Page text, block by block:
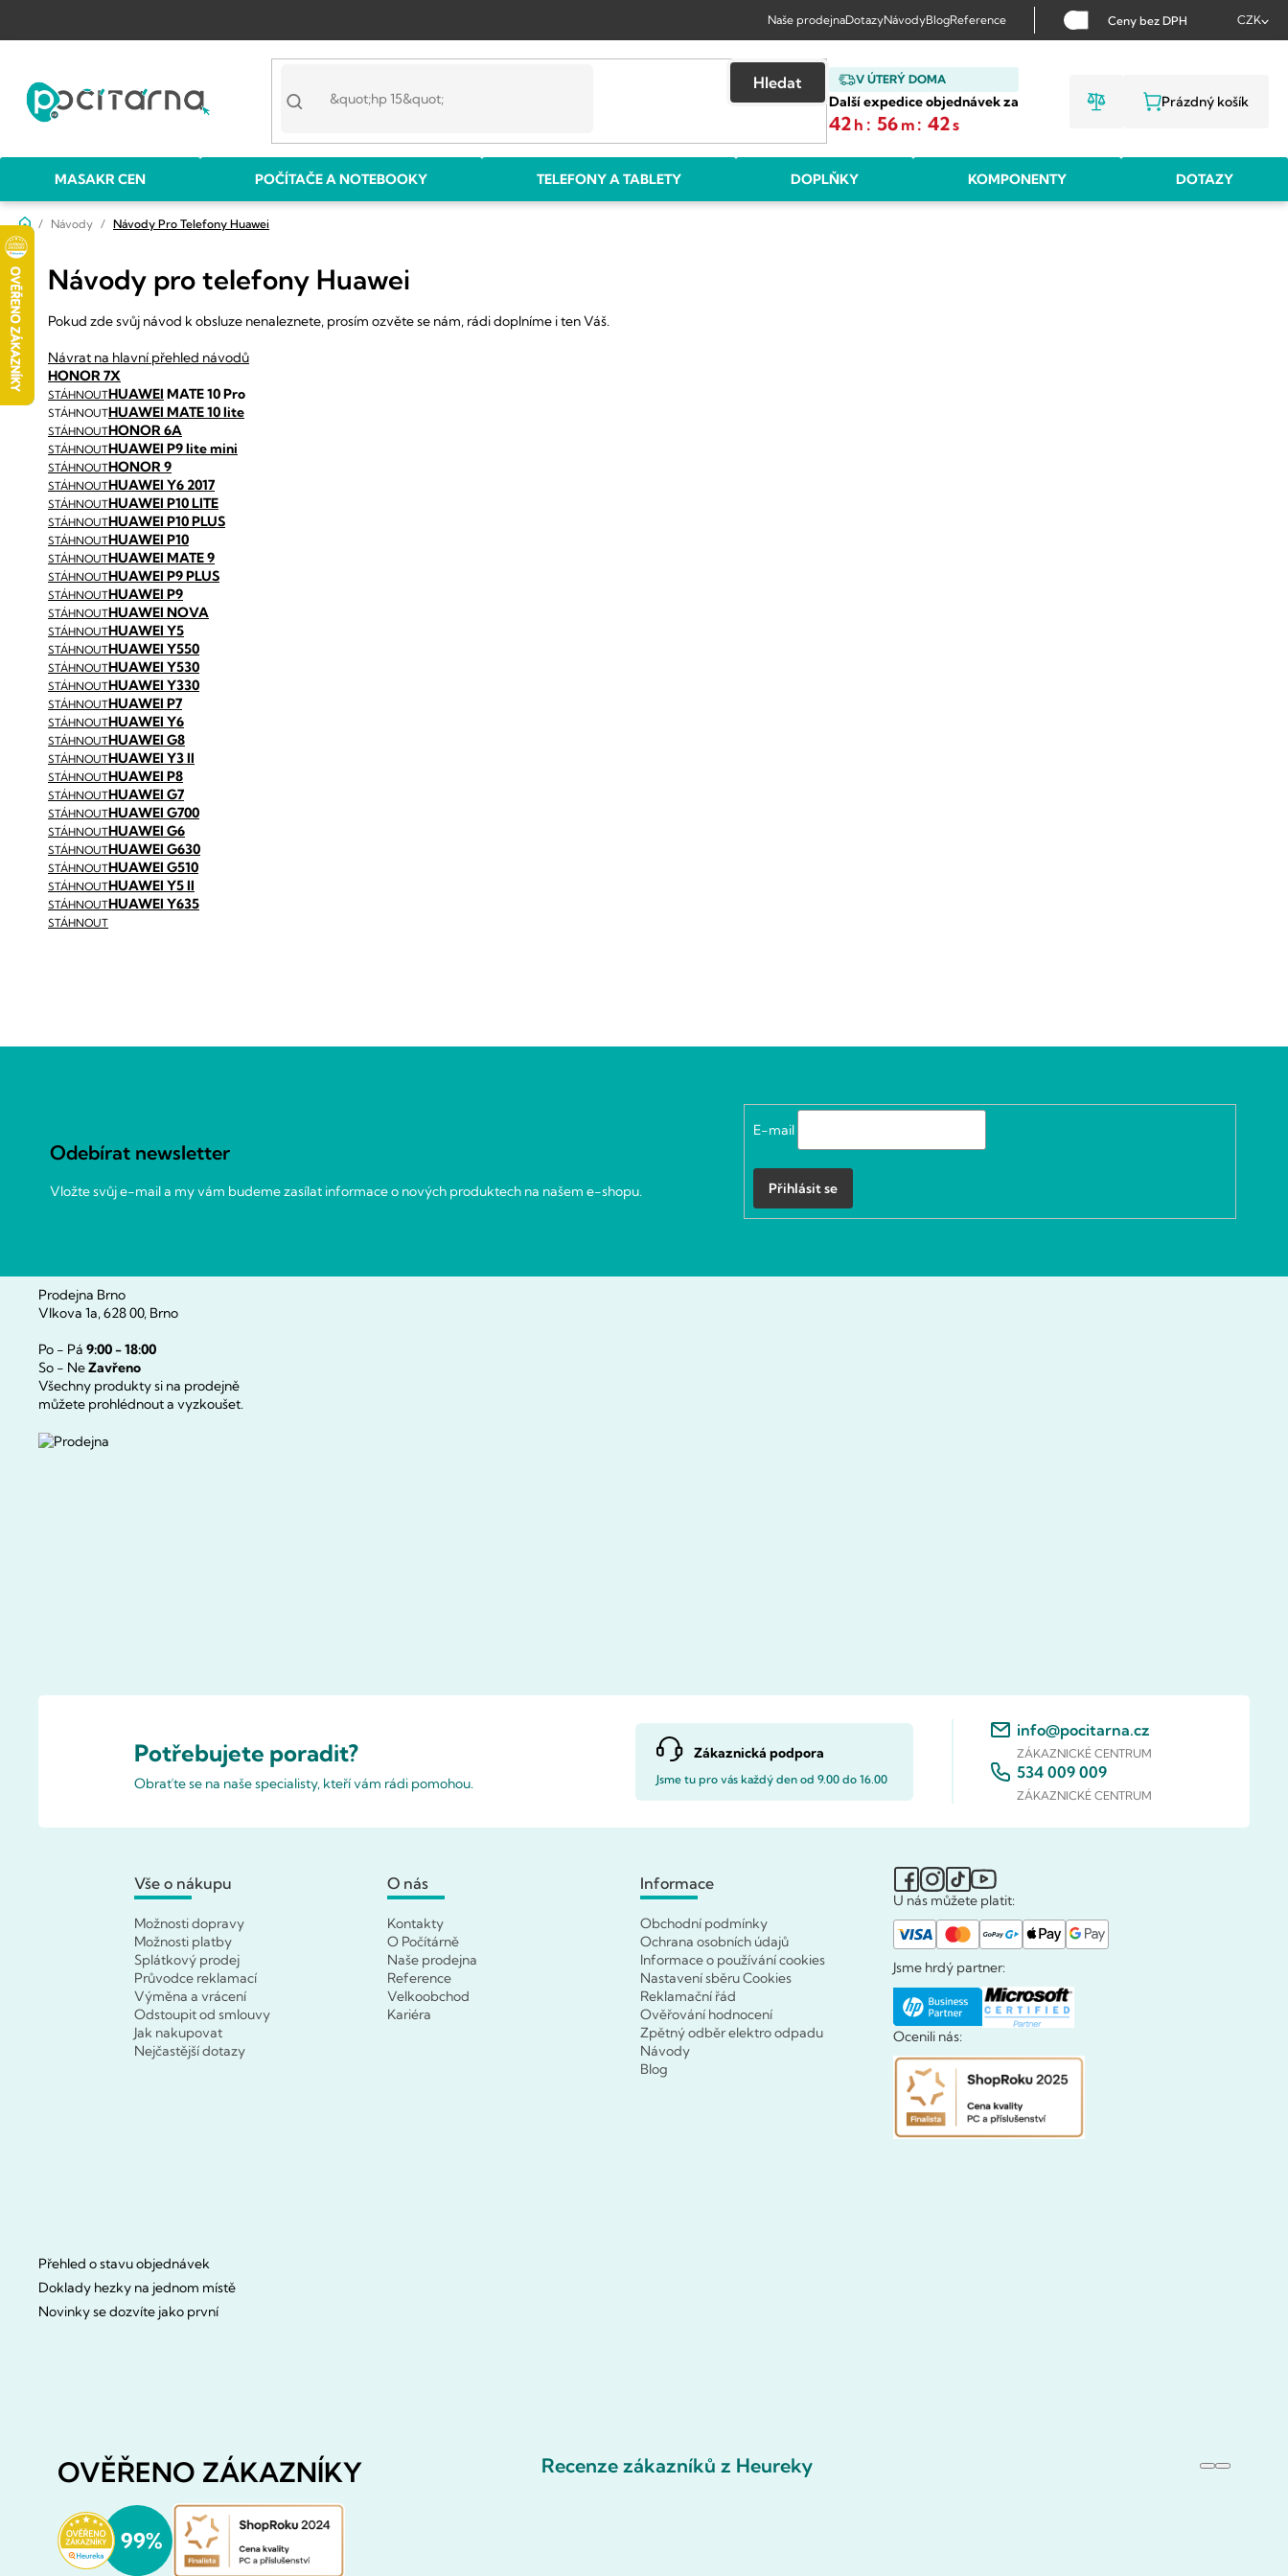
obsah
Naše prodejnaDotazyNávodyBlogReference Ceny bez DPH CZK
V ÚTERÝ DOMA
Další expedice objednávek za
42 h : 56 m : 41 s
Hledat
NÁKUPNÍ
Prázdný košík
MASAKR CEN POČÍTAČE A NOTEBOOKY TELEFONY A TABLETY DOPLŇKY KOMPONENTY DOTAZY
DomůNávody Návody Pro Telefony Huawei
Návody pro telefony Huawei
Pokud zde svůj návod k obsluze nenaleznete, prosím ozvěte se nám, rádi doplníme i ten Váš.
Návrat na hlavní přehled návodů
HONOR 7X
STÁHNOUTHUAWEI MATE 10 Pro
STÁHNOUTHUAWEI MATE 10 lite
STÁHNOUTHONOR 6A
STÁHNOUTHUAWEI P9 lite mini
STÁHNOUTHONOR 9
STÁHNOUTHUAWEI Y6 2017
STÁHNOUTHUAWEI P10 LITE
STÁHNOUTHUAWEI P10 PLUS
STÁHNOUTHUAWEI P10
STÁHNOUTHUAWEI MATE 9
STÁHNOUTHUAWEI P9 PLUS
STÁHNOUTHUAWEI P9
STÁHNOUTHUAWEI NOVA
STÁHNOUTHUAWEI Y5
STÁHNOUTHUAWEI Y550
STÁHNOUTHUAWEI Y530
STÁHNOUTHUAWEI Y330
STÁHNOUTHUAWEI P7
STÁHNOUTHUAWEI Y6
STÁHNOUTHUAWEI G8
STÁHNOUTHUAWEI Y3 II
STÁHNOUTHUAWEI P8
STÁHNOUTHUAWEI G7
STÁHNOUTHUAWEI G700
STÁHNOUTHUAWEI G6
STÁHNOUTHUAWEI G630
STÁHNOUTHUAWEI G510
STÁHNOUTHUAWEI Y5 II
STÁHNOUTHUAWEI Y635
STÁHNOUT
Odebírat newsletter
Vložte svůj e-mail a my vám budeme zasílat informace o nových produktech na našem e-shopu.
E-mail
Přihlásit se
Prodejna Brno
Vlkova 1a, 628 00, Brno
Po - Pá 9:00 - 18:00
So - NeZavřeno
Všechny produkty si na prodejně
můžete prohlédnout a vyzkoušet.
Potřebujete poradit?
Obraťte se na naše specialisty, kteří vám rádi pomohou.
Zákaznická podpora
Jsme tu pro vás každý den od 9.00 do 16.00
info@pocitarna.cz
ZÁKAZNICKÉ CENTRUM
534 009 009
ZÁKAZNICKÉ CENTRUM
Vše o nákupu
Možnosti dopravy
Možnosti platby
Splátkový prodej
Průvodce reklamací
Výměna a vrácení
Odstoupit od smlouvy
Jak nakupovat
Nejčastější dotazy
O nás
Kontakty
O Počítárně
Naše prodejna
Reference
Velkoobchod
Kariéra
Informace
Obchodní podmínky
Ochrana osobních údajů
Informace o používání cookies
Nastavení sběru Cookies
Reklamační řád
Ověřování hodnocení
Zpětný odběr elektro odpadu
Návody
Blog
U nás můžete platit:
Jsme hrdý partner:
Ocenili nás:
Přehled o stavu objednávek
Doklady hezky na jednom místě
Novinky se dozvíte jako první
OVĚŘENO ZÁKAZNÍKY Recenze zákazníků z Heureky